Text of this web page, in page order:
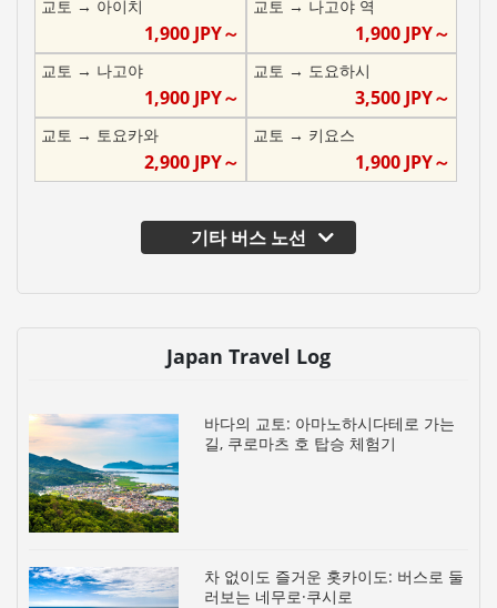
교토 → 아이치
1,900JPY～
교토 → 나고야 역
1,900 JPY～
교토 → 나고야
1,900JPY～
교토 → 도요하시
3,500 JPY～
교토 → 토요카와
2,900JPY～
교토 → 키요스
1,900 JPY～
기타 버스 노선
Japan Travel Log
바다의 교토: 아마노하시다테로 가는
길, 쿠로마츠 호 탑승 체험기
차 없이도 즐거운 홋카이도: 버스로 둘
러보는 네무로·쿠시로